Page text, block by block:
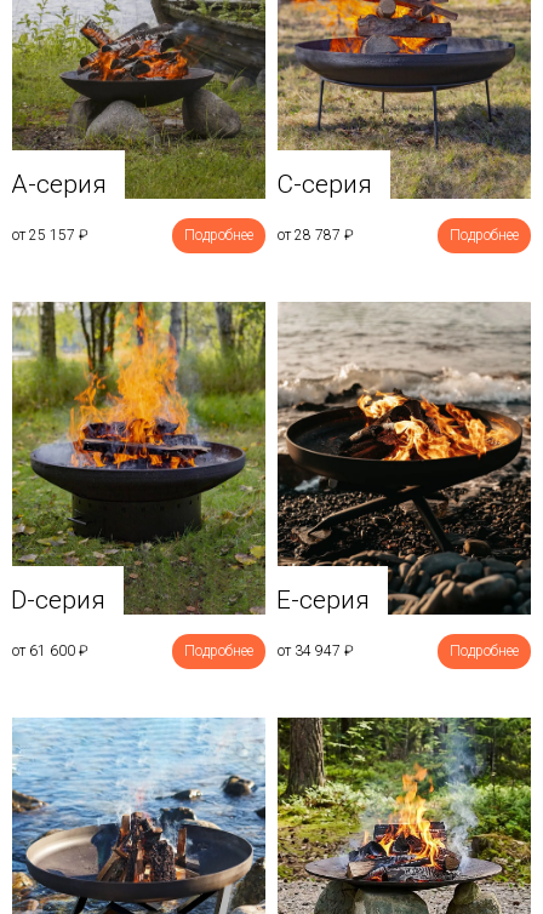
A-серия
от 25 157 ₽ Подробнее
C-серия
от 28 787 ₽ Подробнее
D-серия
от 61 600 ₽ Подробнее
E-серия
от 34 947 ₽ Подробнее